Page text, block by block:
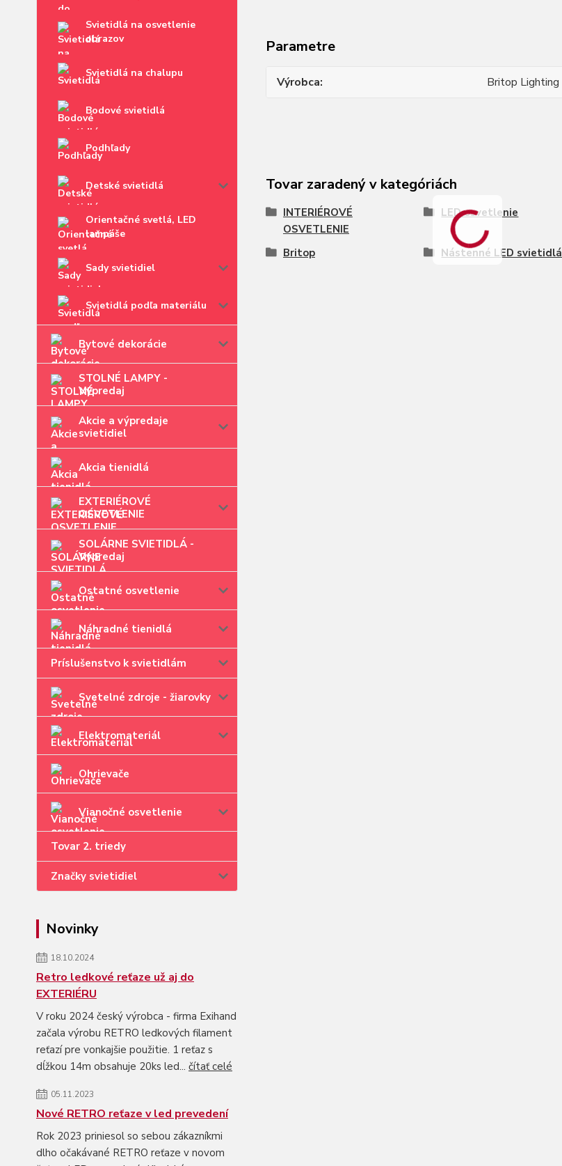
Svietidlá na osvetlenie
obrazov
Svietidlá na chalupu
Bodové svietidlá
Podhľady
Detské svietidlá
Orientačné svetlá, LED
lampáše
Sady svietidiel
Svietidlá podľa materiálu
Bytové dekorácie
STOLNÉ LAMPY -
Výpredaj
Akcie a výpredaje
svietidiel
Akcia tienidlá
EXTERIÉROVÉ
OSVETLENIE
SOLÁRNE SVIETIDLÁ -
Výpredaj
Ostatné osvetlenie
Náhradné tienidlá
Príslušenstvo k svietidlám
Svetelné zdroje - žiarovky
Elektromateriál
Ohrievače
Vianočné osvetlenie
Tovar 2. triedy
Značky svietidiel
Novinky
18.10.2024
Retro ledkové reťaze už aj do
EXTERIÉRU
V roku 2024 český výrobca - firma Exihand
začala výrobu RETRO ledkových filament
reťazí pre vonkajšie použitie. 1 reťaz s
dĺžkou 14m obsahuje 20ks led... čítať celé
05.11.2023
Nové RETRO reťaze v led prevedení
Rok 2023 priniesol so sebou zákazníkmi
dlho očakávané RETRO reťaze v novom
Parametre
Výrobca Britop Lighting
Tovar zaradený v kategóriách
INTERIÉROVÉ
OSVETLENIE
LED osvetlenie
Britop Nástenné LED svietidlá